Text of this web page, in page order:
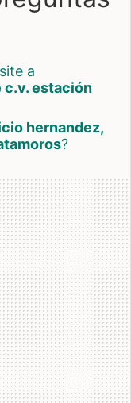
a
c.v. estación
hernandez,
?